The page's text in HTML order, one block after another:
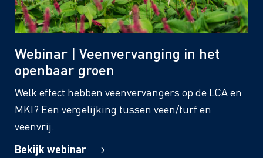
Webinar | Veenvervanging in het
openbaar groen
Welk effect hebben veenvervangers op de LCA en
MKI? Een vergelijking tussen veen/turf en
veenvrij.
Bekijk webinar